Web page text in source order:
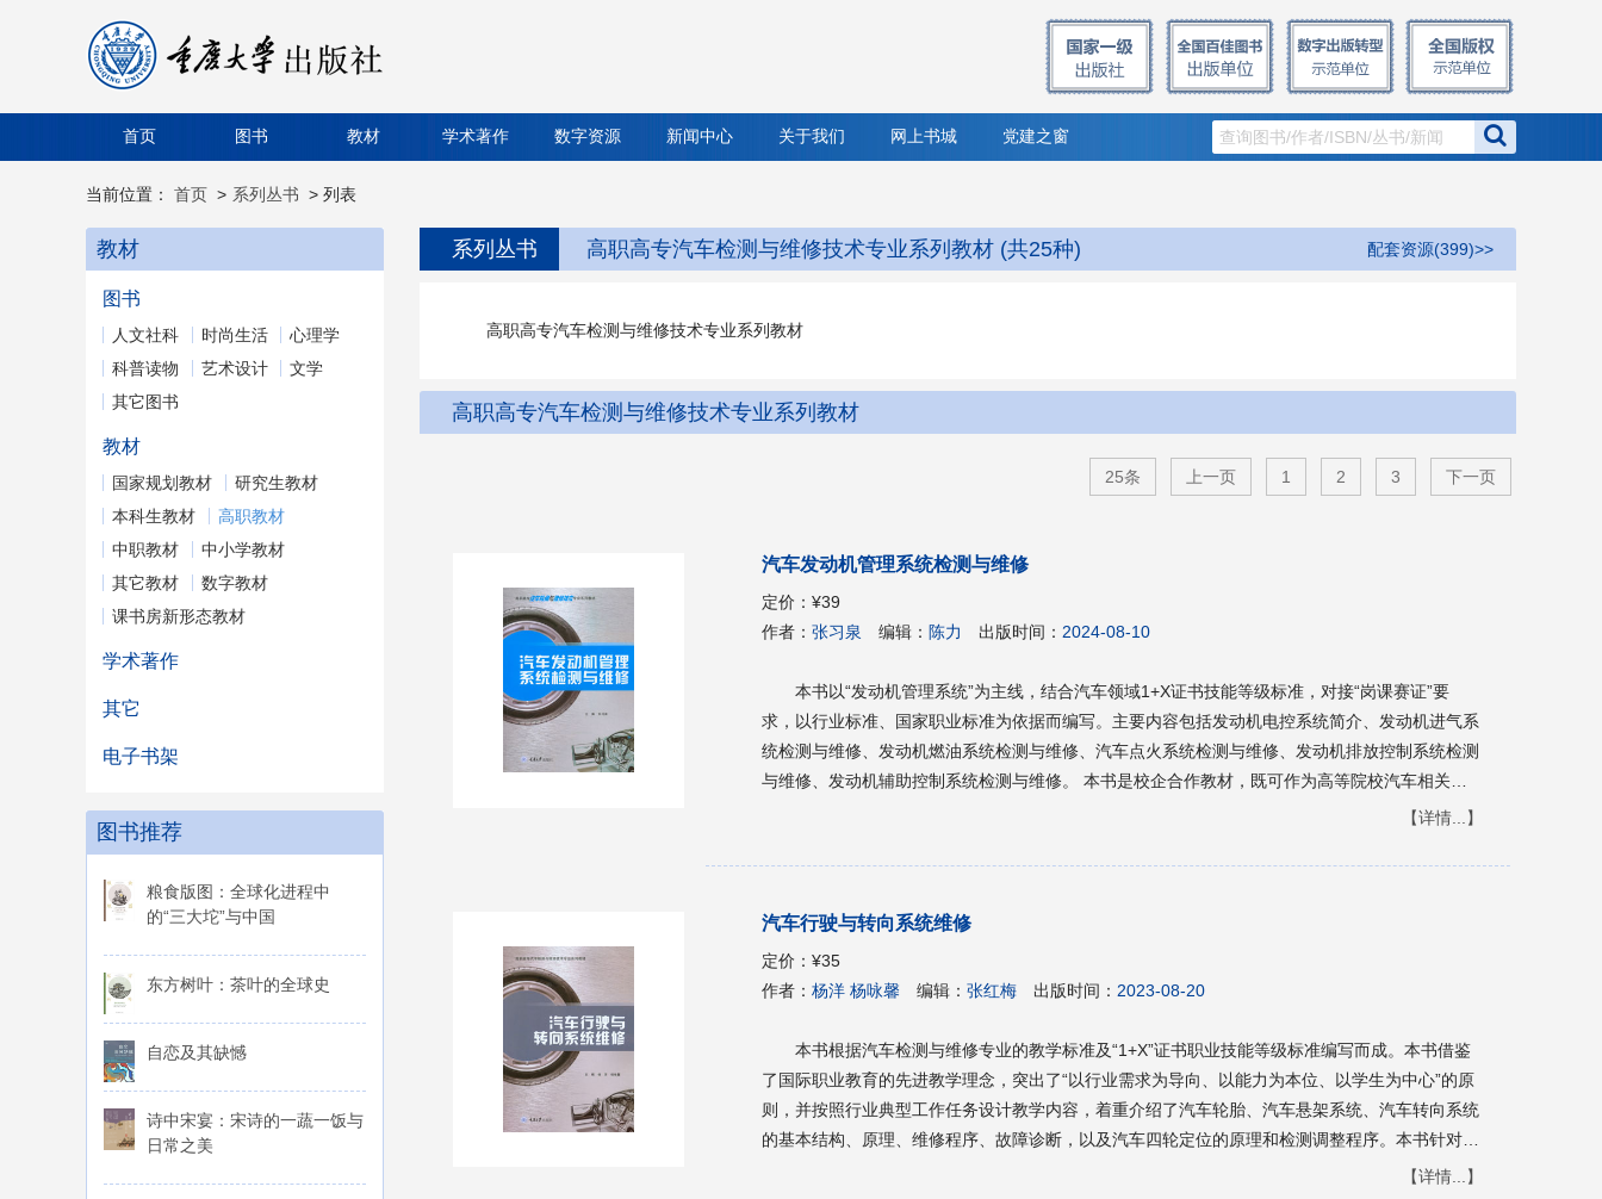
首页 图书 教材 学术著作 数字资源 新闻中心 关于我们 网上书城 党建之窗
当前位置： 首页 > 系列丛书 > 列表
教材
图书
人文社科 时尚生活
心理学
科普读物
艺术设计
文学
其它图书
教材
国家规划教材
研究生教材
本科生教材
高职教材
中职教材
中小学教材
其它教材
数字教材
课书房新形态教材
学术著作
其它
电子书架
图书推荐
粮食版图：全球化进程中
的“三大坨”与中国
东方树叶：茶叶的全球史
自恋及其缺憾
诗中宋宴：宋诗的一蔬一饭与
日常之美
系列丛书 高职高专汽车检测与维修技术专业系列教材 (共25种) 配套资源(399)>>
高职高专汽车检测与维修技术专业系列教材
高职高专汽车检测与维修技术专业系列教材
25条 上一页 1 2 3 下一页
汽车发动机管理系统检测与维修
定价：¥39
作者：张习泉 编辑： 陈力 出版时间： 2024-08-10
本书以“发动机管理系统”为主线，结合汽车领域1+X证书技能等级标准，对接“岗课赛证”要
求，以行业标准、国家职业标准为依据而编写。主要内容包括发动机电控系统简介、发动机进气系
统检测与维修、发动机燃油系统检测与维修、汽车点火系统检测与维修、发动机排放控制系统检测
与维修、发动机辅助控制系统检测与维修。 本书是校企合作教材，既可作为高等院校汽车相关专
【详情...】
汽车行驶与转向系统维修
定价：¥35
作者：杨洋 杨咏馨 编辑：张红梅 出版时间： 2023-08-20
本书根据汽车检测与维修专业的教学标准及“1+X”证书职业技能等级标准编写而成。本书借鉴
了国际职业教育的先进教学理念，突出了“以行业需求为导向、以能力为本位、以学生为中心”的原
则，并按照行业典型工作任务设计教学内容，着重介绍了汽车轮胎、汽车悬架系统、汽车转向系统
的基本结构、原理、维修程序、故障诊断，以及汽车四轮定位的原理和检测调整程序。本书针对学
生的学习特征设计教学活动，将教学活动与模拟或真实的工作场所相融合，采用动态的教学鉴定与
【详情...】